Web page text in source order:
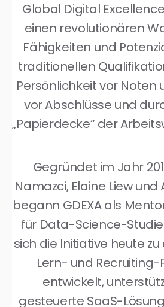
Global Digital
einen revolutionären
Fähigkeiten und
traditionellen
Persönlichkeit vor Noten
vor Abschlüsse und
„Papierdecke“ der
Gegründet im Jahr
Namazci, Elaine Liew
begann GDEXA als
für Data-Science-
sich die Initiative heute
Lern- und Recruiting-
entwickelt,
gesteuerte SaaS-